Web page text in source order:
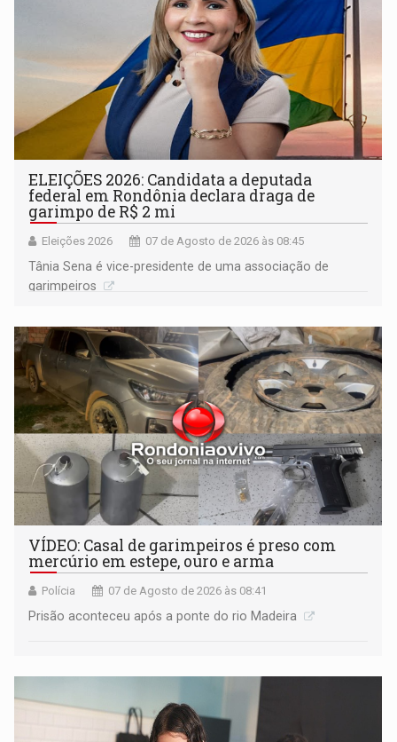
ELEIÇÕES 2026: Candidata a deputada
federal em Rondônia declara draga de
garimpo de R$ 2 mi
Eleições 2026 07 de Agosto de 2026 às 08:45
Tânia Sena é vice-presidente de uma associação de
garimpeiros
VÍDEO: Casal de garimpeiros é preso com
mercúrio em estepe, ouro e arma
Polícia 07 de Agosto de 2026 às 08:41
Prisão aconteceu após a ponte do rio Madeira